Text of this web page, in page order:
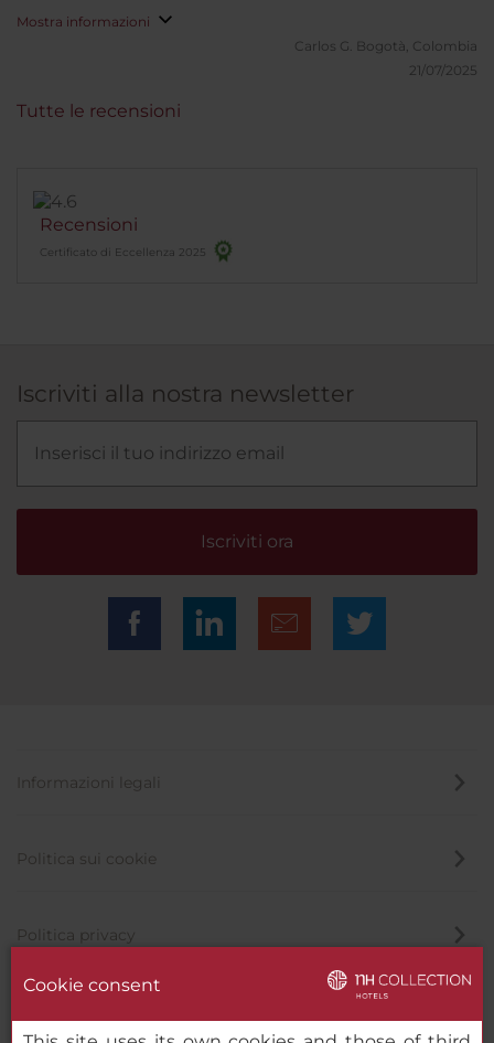
Mostra informazioni
Carlos G. Bogotà, Colombia
21/07/2025
Recensioni
Certificato di Eccellenza 2025
Tutte le recensioni
Iscriviti alla nostra newsletter
Iscriviti ora
Informazioni legali
Politica sui cookie
Politica privacy
Cookie consent